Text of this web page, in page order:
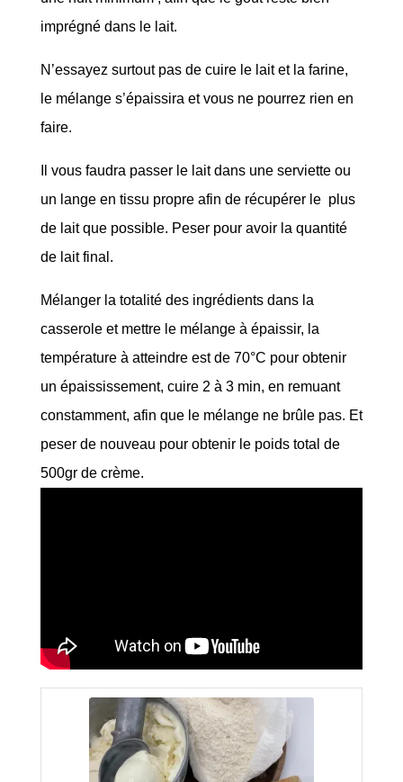
imprégné dans le lait.
N’essayez surtout pas de cuire le lait et la farine,
le mélange s’épaissira et vous ne pourrez rien en
faire.
Il vous faudra passer le lait dans une serviette ou
un lange en tissu propre afin de récupérer le plus
de lait que possible. Peser pour avoir la quantité
de lait final.
Mélanger la totalité des ingrédients dans la
casserole et mettre le mélange à épaissir, la
température à atteindre est de 70°C pour obtenir
un épaississement, cuire 2 à 3 min, en remuant
constamment, afin que le mélange ne brûle pas. Et
peser de nouveau pour obtenir le poids total de
500gr de crème.